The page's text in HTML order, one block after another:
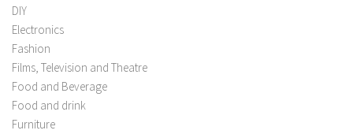
DIY
Electronics
Fashion
Films, Television and Theatre
Food and Beverage
Food and drink
Furniture